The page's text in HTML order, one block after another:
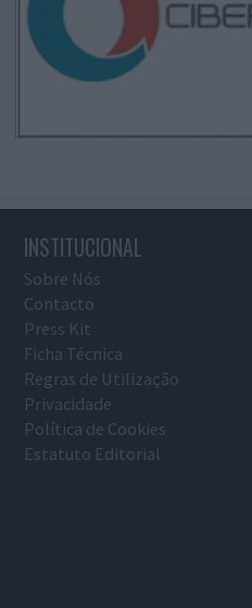
INSTITUCIONAL
Sobre Nós
Contacto
Press Kit
Ficha Técnica
Regras de Utilização
Privacidade
Política de Cookies
Estatuto Editorial